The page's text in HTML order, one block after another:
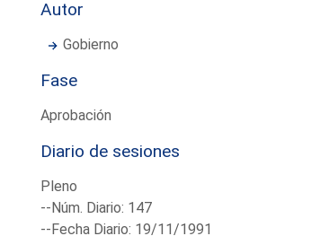
Autor
Gobierno
Fase
Aprobación
Diario de sesiones
Pleno
--Núm. Diario: 147
--Fecha Diario: 19/11/1991